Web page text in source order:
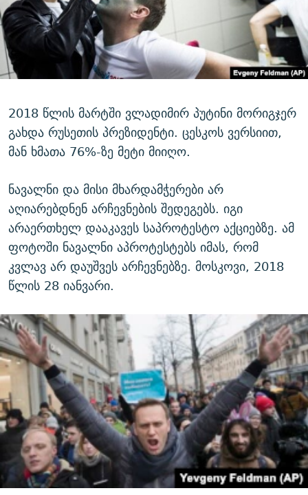
2018 წლის მარტში ვლადიმირ პუტინი მორიგჯერ
გახდა რუსეთის პრეზიდენტი. ცესკოს ვერსიით,
მან ხმათა 76%-ზე მეტი მიიღო.
ნავალნი და მისი მხარდამჭერები არ
აღიარებდნენ არჩევნების შედეგებს. იგი
არაერთხელ დააკავეს საპროტესტო აქციებზე. ამ
ფოტოში ნავალნი აპროტესტებს იმას, რომ
კვლავ არ დაუშვეს არჩევნებზე. მოსკოვი, 2018
წლის 28 იანვარი.